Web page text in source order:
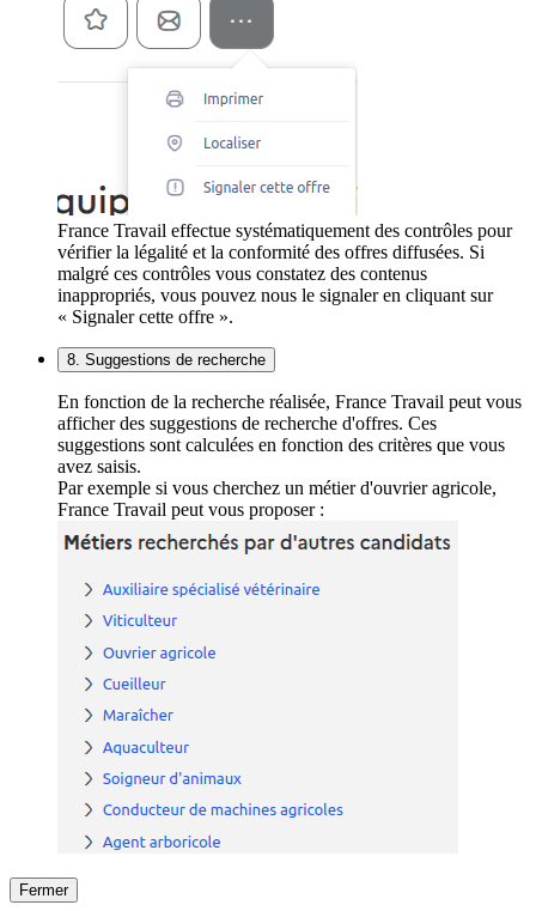
France Travail effectue systématiquement des contrôles pour
vérifier la légalité et la conformité des offres diffusées. Si
malgré ces contrôles vous constatez des contenus
inappropriés, vous pouvez nous le signaler en cliquant sur
« Signaler cette offre ».
8. Suggestions de recherche
En fonction de la recherche réalisée, France Travail peut vous
afficher des suggestions de recherche d'offres. Ces
suggestions sont calculées en fonction des critères que vous
avez saisis.
Par exemple si vous cherchez un métier d'ouvrier agricole,
France Travail peut vous proposer :
Fermer